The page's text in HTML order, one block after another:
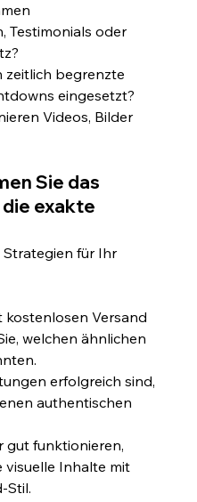
Testimonials oder
zeitlich begrenzte
eingesetzt?
Videos, Bilder
Sie das
exakte
für Ihr
Versand
welchen ähnlichen
erfolgreich sind,
authentischen
gut funktionieren,
visuelle Inhalte mit
Stil.